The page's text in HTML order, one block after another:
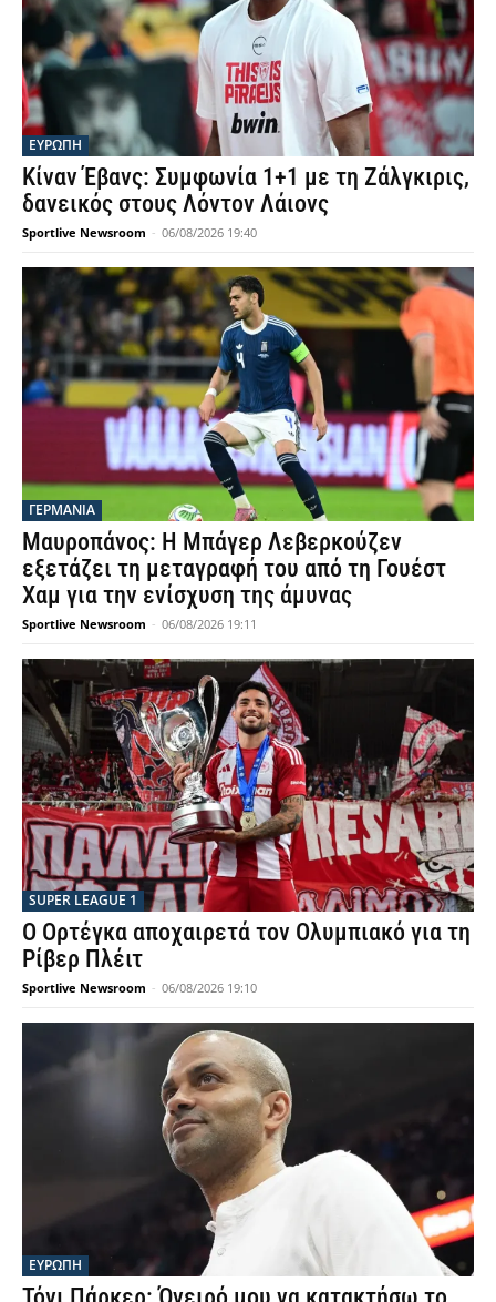
ΕΥΡΩΠΗ
Κίναν Έβανς: Συμφωνία 1+1 με τη Ζάλγκιρις,
δανεικός στους Λόντον Λάιονς
Sportlive Newsroom - 06/08/2026 19:40
ΓΕΡΜΑΝΙΑ
Μαυροπάνος: Η Μπάγερ Λεβερκούζεν
εξετάζει τη μεταγραφή του από τη Γουέστ
Χαμ για την ενίσχυση της άμυνας
Sportlive Newsroom - 06/08/2026 19:11
SUPER LEAGUE 1
Ο Ορτέγκα αποχαιρετά τον Ολυμπιακό για τη
Ρίβερ Πλέιτ
Sportlive Newsroom - 06/08/2026 19:10
ΕΥΡΩΠΗ